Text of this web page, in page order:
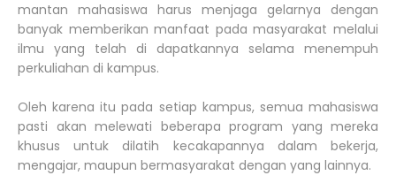
mantan mahasiswa harus menjaga gelarnya dengan
banyak memberikan manfaat pada masyarakat melalui
ilmu yang telah di dapatkannya selama menempuh
perkuliahan di kampus.
Oleh karena itu pada setiap kampus, semua mahasiswa
pasti akan melewati beberapa program yang mereka
khusus untuk dilatih kecakapannya dalam bekerja,
mengajar, maupun bermasyarakat dengan yang lainnya.